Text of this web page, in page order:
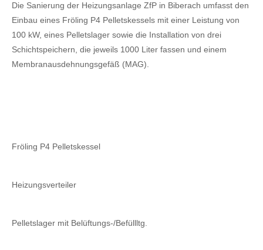
Die Sanierung der Heizungsanlage ZfP in Biberach umfasst den
Einbau eines Fröling P4 Pelletskessels mit einer Leistung von
100 kW, eines Pelletslager sowie die Installation von drei
Schichtspeichern, die jeweils 1000 Liter fassen und einem
Membranausdehnungsgefäß (MAG).
Fröling P4 Pelletskessel
Heizungsverteiler
Pelletslager mit Belüftungs-/Befüllltg.